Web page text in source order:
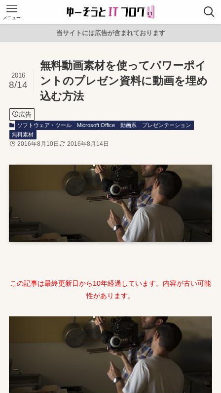
メニュー
当サイトには広告が含まれております
無料動画素材を使ってパワーポイ
ントのプレゼン資料に動画を埋め
込む方法
2016
8/14
広告
ソフトウェア・ツール Microsoft Office 動画系
プレゼンテーション
無料素材
2016年8月10日 2016年8月14日
この記事は最終更新日から10年経過しています。内容が古い可能
性があります。